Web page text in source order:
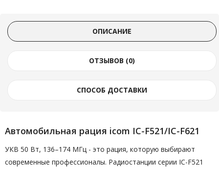
ОПИСАНИЕ
ОТЗЫВОВ (0)
СПОСОБ ДОСТАВКИ
Автомобильная рация icom IC-F521/IC-F621
УКВ 50 Вт, 136–174 МГц - это рация, которую выбирают
современные профессионалы. Радиостанции серии IC-F521